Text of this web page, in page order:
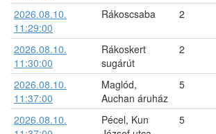
2026.08.10.
11:29:00
Rákoscsaba 2
2026.08.10.
11:30:00
Rákoskert
sugárút
2
2026.08.10.
11:37:00
Maglód,
Auchan áruház
5
2026.08.10.
Pécel, Kun
5